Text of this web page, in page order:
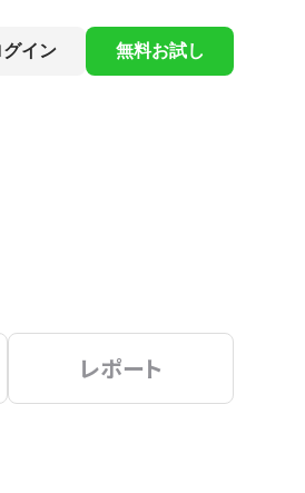
グイン 無料お試し
レポート